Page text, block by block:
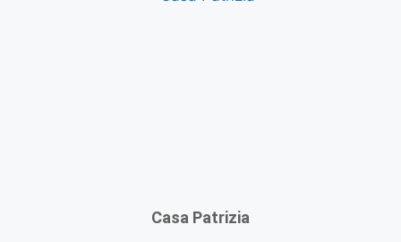
Casa Patrizia